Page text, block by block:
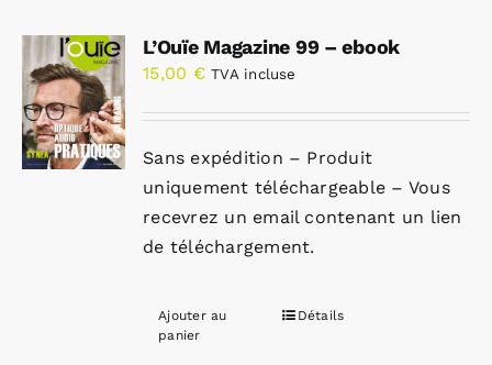
L’Ouïe Magazine 99 – ebook
15,00 € TVA incluse
Sans expédition – Produit
uniquement téléchargeable – Vous
recevrez un email contenant un lien
de téléchargement.
Ajouter au
panier
Détails